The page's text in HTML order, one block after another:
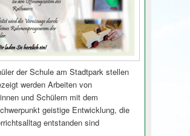
der Schule am Stadtpark stellen
werden Arbeiten von
und Schülern mit dem
geistige Entwicklung, die
entstanden sind